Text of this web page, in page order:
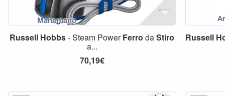
Russell Hobbs- Steam PowerFerro daStiro
a...
70,19€
Russell